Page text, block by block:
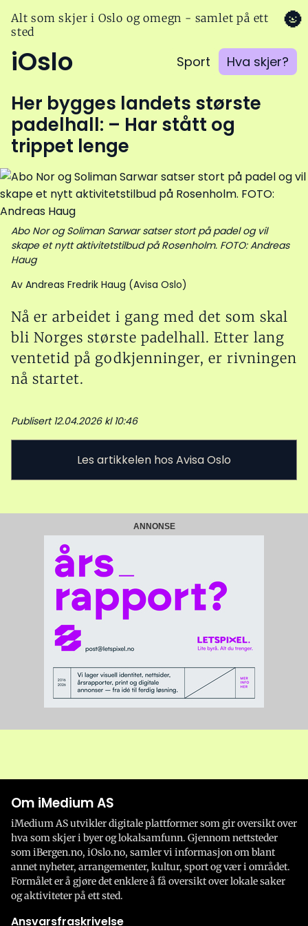
Alt som skjer i Oslo og omegn - samlet på ett
sted
iOslo Sport Hva skjer?
🌚
Her bygges landets største
padelhall: – Har stått og
trippet lenge
Abo Nor og Soliman Sarwar satser stort på padel og vil
skape et nytt aktivitetstilbud på Rosenholm. FOTO: Andreas
Haug
Av Andreas Fredrik Haug (Avisa Oslo)
Nå er arbeidet i gang med det som skal
bli Norges største padelhall. Etter lang
ventetid på godkjenninger, er rivningen
nå startet.
Publisert 12.04.2026 kl 10:46
Les artikkelen hos Avisa Oslo
ANNONSE
Om iMedium AS
iMedium AS utvikler digitale plattformer som gir oversikt over
hva som skjer i byer og lokalsamfunn. Gjennom nettsteder
som iBergen.no, iOslo.no, samler vi informasjon om blant
annet nyheter, arrangementer, kultur, sport og vær i området.
Formålet er å gjøre det enklere å få oversikt over lokale saker
og aktiviteter på ett sted.
Ansvarsfraskrivelse